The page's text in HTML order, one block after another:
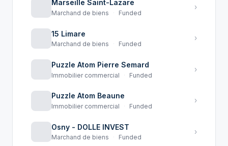
Marseille Saint-Lazare
Marchand de biens Funded
›
15 Limare
Marchand de biens Funded
›
Puzzle Atom Pierre Semard
Immobilier commercial Funded
›
Puzzle Atom Beaune
Immobilier commercial Funded
›
Osny - DOLLE INVEST
Marchand de biens Funded
›